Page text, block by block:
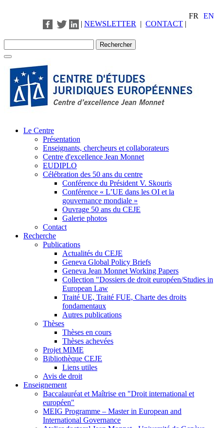
FR
EN
| NEWSLETTER | CONTACT |
Le Centre
Présentation
Enseignants, chercheurs et collaborateurs
Centre d'excellence Jean Monnet
EUDIPLO
Célébration des 50 ans du centre
Conférence du Président V. Skouris
Conférence « L’UE dans les OI et la
gouvernance mondiale »
Ouvrage 50 ans du CEJE
Galerie photos
Contact
Recherche
Publications
Actualités du CEJE
Geneva Global Policy Briefs
Geneva Jean Monnet Working Papers
Collection "Dossiers de droit européen/Studies in
European Law
Traité UE, Traité FUE, Charte des droits
fondamentaux
Autres publications
Thèses
Thèses en cours
Thèses achevées
Projet MIME
Bibliothèque CEJE
Liens utiles
Avis de droit
Enseignement
Baccalauréat et Maîtrise en "Droit international et
européen"
MEIG Programme – Master in European and
International Governance